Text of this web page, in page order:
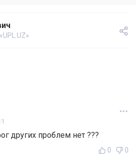
других проблем нет ???
0 0